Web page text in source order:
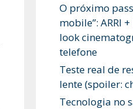
O próximo
mobile”: ARRI
look
telefone
Teste real de
lente (spoiler:
Tecnologia no